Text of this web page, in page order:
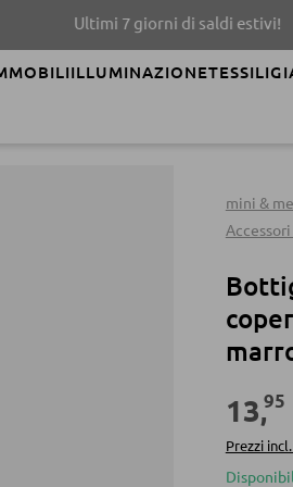
Ultimi 7 giorni di saldi estivi!
ILLUMINAZIONETESSILI
mini & me
13,95
Prezzi